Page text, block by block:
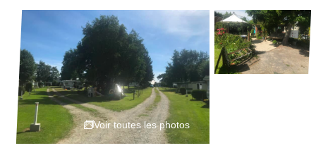
Voir toutes les photos